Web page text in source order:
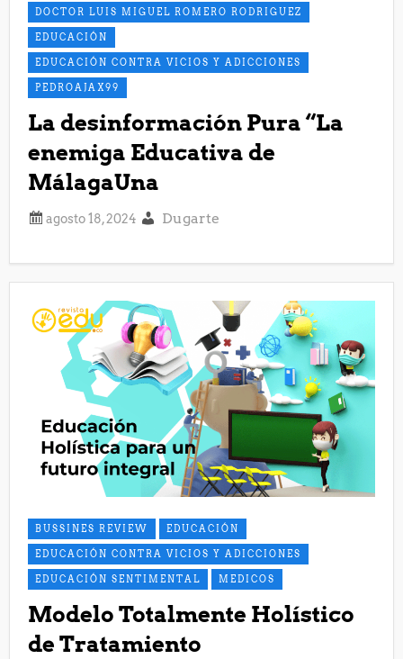
DOCTOR LUIS MIGUEL ROMERO RODRIGUEZ
EDUCACIÓN
EDUCACIÓN CONTRA VICIOS Y ADICCIONES
PEDROAJAX99
La desinformación Pura “La
enemiga Educativa de
MálagaUna
Dugarte
BUSSINES REVIEW EDUCACIÓN
EDUCACIÓN CONTRA VICIOS Y ADICCIONES
EDUCACIÓN SENTIMENTAL MEDICOS
Modelo Totalmente Holístico
de Tratamiento